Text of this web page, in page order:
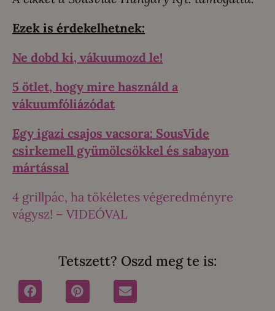
Ezek is érdekelhetnek:
Ne dobd ki, vákuumozd le!
5 ötlet, hogy mire használd a
vákuumfóliázódat
Egy igazi csajos vacsora: SousVide
csirkemell gyümölcsökkel és sabayon
mártással
4 grillpác, ha tökéletes végeredményre
vágysz! – VIDEÓVAL
Tetszett? Oszd meg te is: